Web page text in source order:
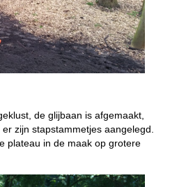
de glijbaan is afgemaakt,
zijn stapstammetjes aangelegd.
plateau in de maak op grotere